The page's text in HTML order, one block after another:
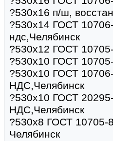
?530х16 п/ш,
?530х14 ГОСТ
ндс,Челябинск
?530х12 ГОСТ
?530х10 ГОСТ
?530х10 ГОСТ
НДС,Челябинск
?530х10 ГОСТ
НДС,Челябинск
?530х8 ГОСТ 10705-
Челябинск